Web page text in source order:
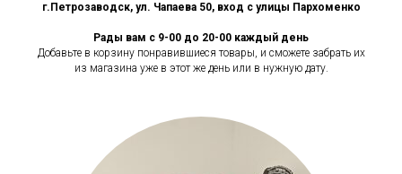
г.Петрозаводск, ул. Чапаева 50, вход с улицы Пархоменко
Рады вам с 9-00 до 20-00 каждый день
Добавьте в корзину понравившиеся товары, и сможете забрать их
из магазина уже в этот же день или в нужную дату.